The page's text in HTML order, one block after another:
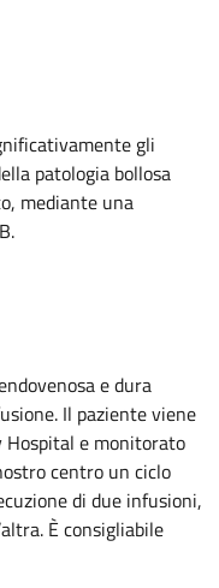
gli
patologia bollosa
mediante una
e dura
Il paziente viene
Hospital e monitorato
centro un ciclo
di due infusioni,
È consigliabile